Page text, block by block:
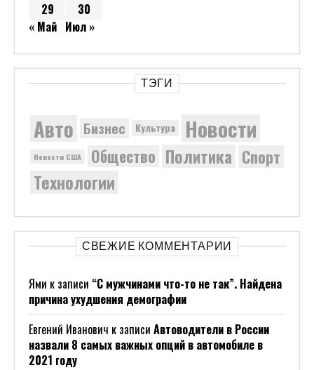
29
30
« Май Июл »
ТЭГИ
Авто Бизнес Культура Новости
Новости США Общество Политика Спорт
Технологии
СВЕЖИЕ КОММЕНТАРИИ
Ями к записи “С мужчинами что-то не так”. Найдена
причина ухудшения демографии
Евгений Иванович к записи Автоводители в России
назвали 8 самых важных опций в автомобиле в
2021 году